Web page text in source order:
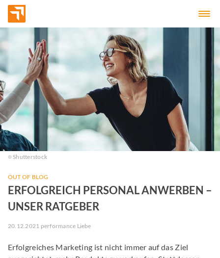
Shutterstock
OUT OF BLOG
ERFOLGREICH PERSONAL ANWERBEN –
UNSER RATGEBER
20.12.2021 performance Liebe
Erfolgreiches Marketing ist nicht immer auf das Ziel